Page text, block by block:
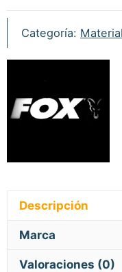
Categoría:
Descripción
Marca
Valoraciones (0)